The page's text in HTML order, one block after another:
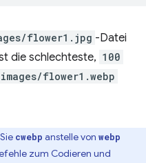
flower1.jpg -Datei
die schlechteste, 100
images/flower1.webp
cwebp anstelle von webp
zum Codieren und